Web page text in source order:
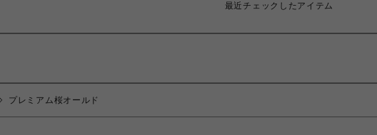
最近チェックしたアイテム
プレミアム桜オールド